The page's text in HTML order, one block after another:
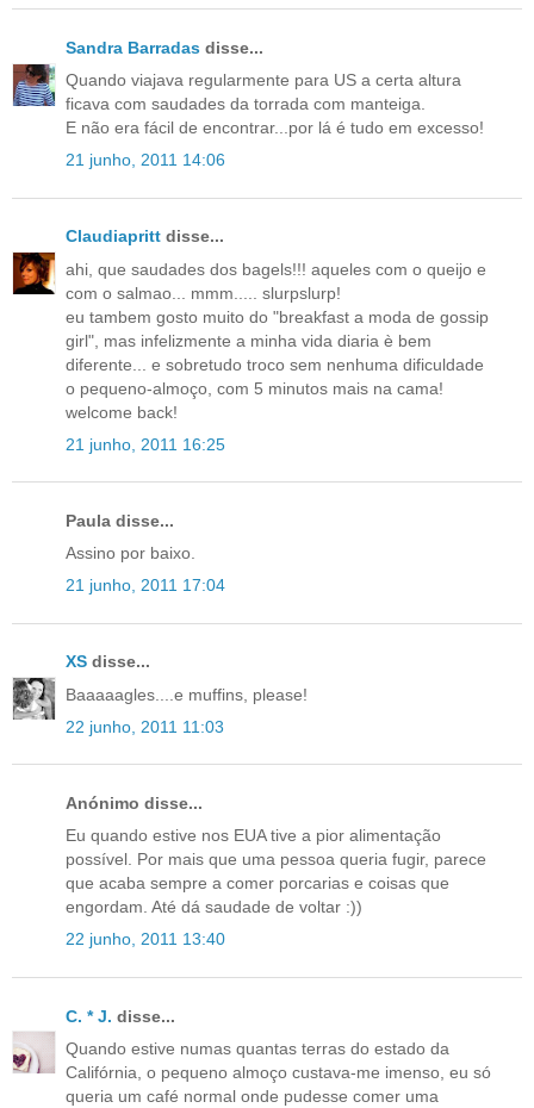
Sandra Barradas disse...
Quando viajava regularmente para US a certa altura
ficava com saudades da torrada com manteiga.
E não era fácil de encontrar...por lá é tudo em excesso!
21 junho, 2011 14:06
Claudiapritt disse...
ahi, que saudades dos bagels!!! aqueles com o queijo e
com o salmao... mmm..... slurpslurp!
eu tambem gosto muito do "breakfast a moda de gossip
girl", mas infelizmente a minha vida diaria è bem
diferente... e sobretudo troco sem nenhuma dificuldade
o pequeno-almoço, com 5 minutos mais na cama!
welcome back!
21 junho, 2011 16:25
Paula disse...
Assino por baixo.
21 junho, 2011 17:04
XS disse...
Baaaaagles....e muffins, please!
22 junho, 2011 11:03
Anónimo disse...
Eu quando estive nos EUA tive a pior alimentação
possível. Por mais que uma pessoa queria fugir, parece
que acaba sempre a comer porcarias e coisas que
engordam. Até dá saudade de voltar :))
22 junho, 2011 13:40
C. * J. disse...
Quando estive numas quantas terras do estado da
Califórnia, o pequeno almoço custava-me imenso, eu só
queria um café normal onde pudesse comer uma